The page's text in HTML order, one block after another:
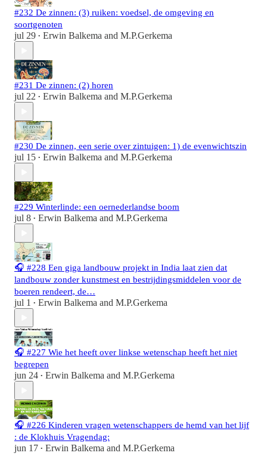
#232 De zinnen: (3) ruiken: voedsel, de omgeving en
soortgenoten
jul 29 • Erwin Balkema and M.P.Gerkema
#231 De zinnen: (2) horen
jul 22 • Erwin Balkema and M.P.Gerkema
#230 De zinnen, een serie over zintuigen: 1) de evenwichtszin
jul 15 • Erwin Balkema and M.P.Gerkema
#229 Winterlinde: een oernederlandse boom
jul 8 • Erwin Balkema and M.P.Gerkema
🎧 #228 Een giga landbouw projekt in India laat zien dat
landbouw zonder kunstmest en bestrijdingsmiddelen voor de
boeren rendeert, de…
jul 1 • Erwin Balkema and M.P.Gerkema
🎧 #227 Wie het heeft over linkse wetenschap heeft het niet
begrepen
jun 24 • Erwin Balkema and M.P.Gerkema
🎧 #226 Kinderen vragen wetenschappers de hemd van het lijf
: de Klokhuis Vragendag:
jun 17 • Erwin Balkema and M.P.Gerkema